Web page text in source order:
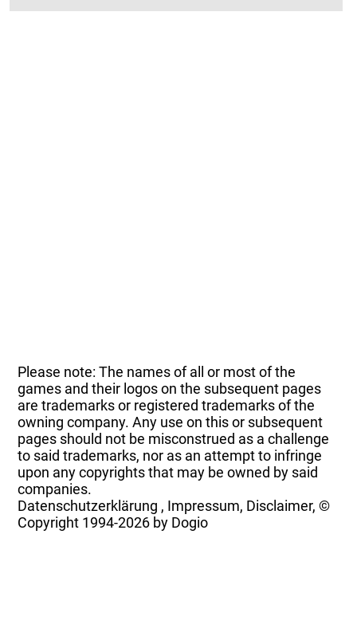
Please note: The names of all or most of the
games and their logos on the subsequent pages
are trademarks or registered trademarks of the
owning company. Any use on this or subsequent
pages should not be misconstrued as a challenge
to said trademarks, nor as an attempt to infringe
upon any copyrights that may be owned by said
companies.
Datenschutzerklärung , Impressum, Disclaimer, ©
Copyright 1994-2026 by Dogio